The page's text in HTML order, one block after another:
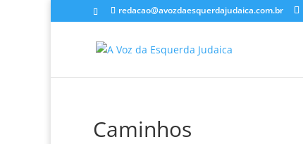
redacao@avozdaesquerdajudaica.com.br
Caminhos